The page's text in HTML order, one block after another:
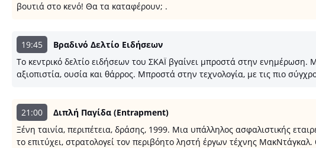
βουτιά στο κενό! Θα τα καταφέρουν; .
19:45
Βραδινό Δελτίο Ειδήσεων
Tο κεντρικό δελτίο ειδήσεων του ΣΚΑΪ βγαίνει μπροστά στην
αξιοπιστία, ουσία και θάρρος. Μπροστά στην τεχνολογία, με τις πιο
21:00
Διπλή Παγίδα (Entrapment)
Ξένη ταινία, περιπέτεια, δράσης, 1999. Μια υπάλληλος ασφαλιστικής
το επιτύχει, στρατολογεί τον περιβόητο ληστή έργων τέχνης